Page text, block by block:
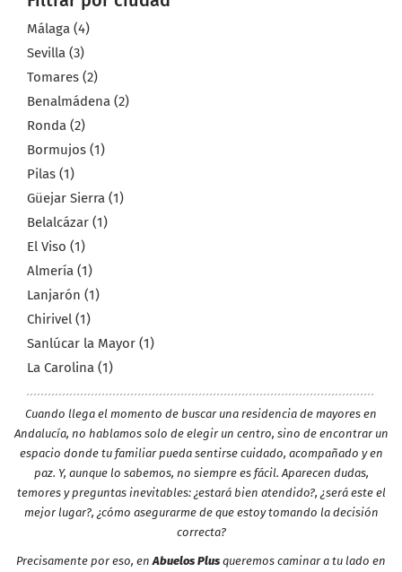
Málaga (4)
Sevilla (3)
Tomares (2)
Benalmádena (2)
Ronda (2)
Bormujos (1)
Pilas (1)
Güejar Sierra (1)
Belalcázar (1)
El Viso (1)
Almería (1)
Lanjarón (1)
Chirivel (1)
Sanlúcar la Mayor (1)
La Carolina (1)
Cuando llega el momento de buscar una residencia de mayores en
Andalucía, no hablamos solo de elegir un centro, sino de encontrar un
espacio donde tu familiar pueda sentirse cuidado, acompañado y en
paz. Y, aunque lo sabemos, no siempre es fácil. Aparecen dudas,
temores y preguntas inevitables: ¿estará bien atendido?, ¿será este el
mejor lugar?, ¿cómo asegurarme de que estoy tomando la decisión
correcta?
Precisamente por eso, en Abuelos Plus queremos caminar a tu lado en